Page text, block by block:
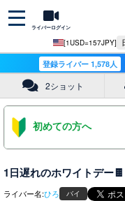
ライバーログイン
[1USD=157JPY]
登録ライバー 1,578人
2ショット
初めての方へ
1日遅れのホワイトデー🍫
ライバー名:ひろ バイ